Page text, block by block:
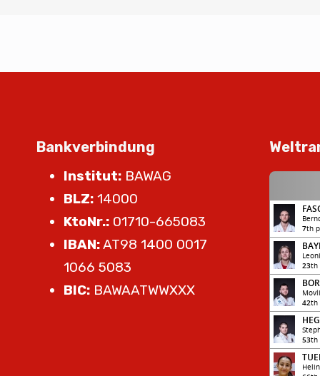
Bankverbindung
Institut: BAWAG
BLZ: 14000
KtoNr.: 01710-665083
IBAN:AT98 1400 0017
1066 5083
BIC: BAWAATWWXXX